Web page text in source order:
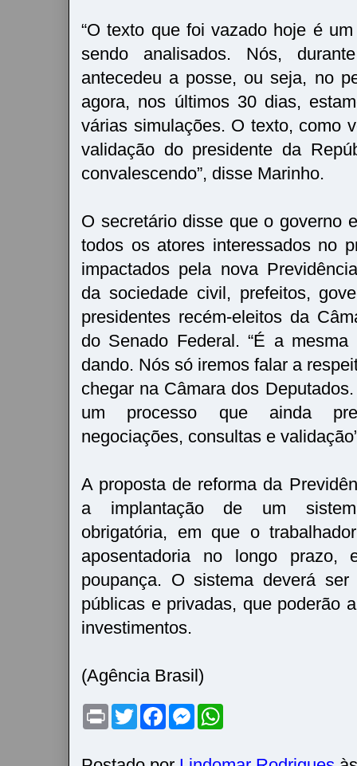
“O texto que foi vazado hoje é
sendo analisados. Nós,
antecedeu a posse, ou seja, no
agora, nos últimos 30 dias,
várias simulações. O texto, como
validação do presidente da
convalescendo”, disse Marinho.
O secretário disse que o governo
todos os atores interessados no
impactados pela nova
da sociedade civil, prefeitos,
presidentes recém-eleitos da
do Senado Federal. “É a
dando. Nós só iremos falar a
chegar na Câmara dos
um processo que ainda
negociações, consultas e
A proposta de reforma da
a implantação de um
obrigatória, em que o
aposentadoria no longo prazo,
poupança. O sistema deverá
públicas e privadas, que poderão
investimentos.
(Agência Brasil)
P
t
T
w
t
F
a
b
M
e
e
s